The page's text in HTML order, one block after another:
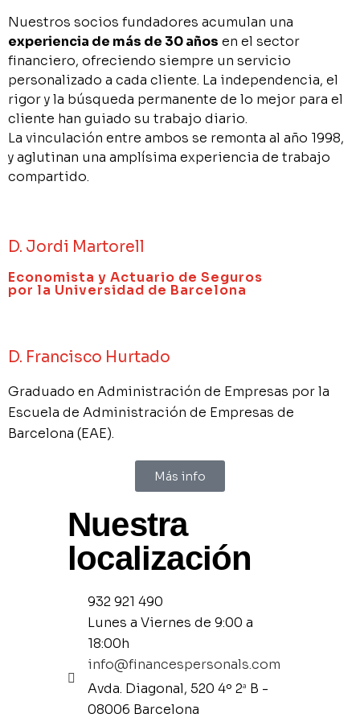
Nuestros socios fundadores acumulan una
experiencia de más de 30 años en el sector
financiero, ofreciendo siempre un servicio
personalizado a cada cliente. La independencia, el
rigor y la búsqueda permanente de lo mejor para el
cliente han guiado su trabajo diario.
La vinculación entre ambos se remonta al año 1998,
y aglutinan una amplísima experiencia de trabajo
compartido.
D. Jordi Martorell
Economista y Actuario de Seguros
por la Universidad de Barcelona
D. Francisco Hurtado
Graduado en Administración de Empresas por la
Escuela de Administración de Empresas de
Barcelona (EAE).
Más info
Nuestra
localización
932 921 490
Lunes a Viernes de 9:00 a
18:00h
info@financespersonals.com
Avda. Diagonal, 520 4º 2a B -
08006 Barcelona